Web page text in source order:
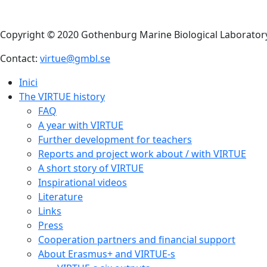
Copyright © 2020 Gothenburg Marine Biological
Contact: virtue@gmbl.se
Inici
The VIRTUE history
FAQ
A year with VIRTUE
Further development for teachers
Reports and project work about / with VIRTUE
A short story of VIRTUE
Inspirational videos
Literature
Links
Press
Cooperation partners and financial support
About Erasmus+ and VIRTUE-s